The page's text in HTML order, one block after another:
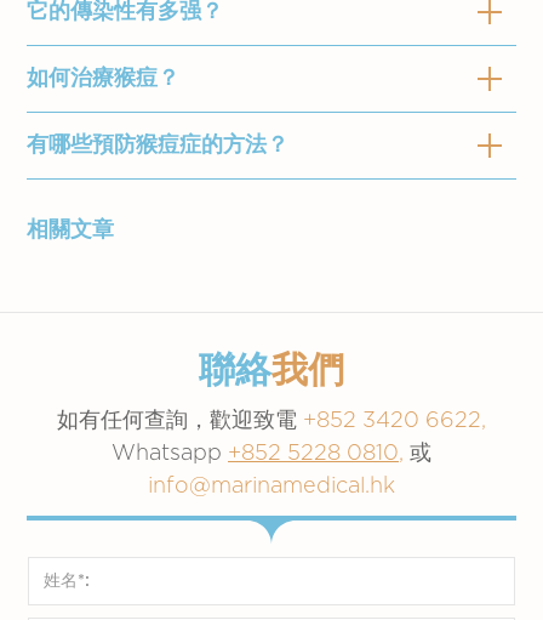
肌肉疼痛
疲勞
形成水泡和結痂的皮疹
持續 2 至 4 週1。
https://www.cdc.gov/poxvirus/monkeypox/
猴痘與天花的英文名稱都以「痘」命名，雖然有
相似之處，但差異較多。猴痘是一種由猴痘病毒
引起較溫和的疾病，它也屬於被稱為痘病毒的同
類病毒。症狀類似於天花，例如發燒，頭痛或皮
疹及流感症狀。
密切接觸 （例
如長時間面對
可能
是
否
經動物傳播
它的傳染性有多强？
目前已知，猴痘可通過處理野味、動物咬傷或抓
傷、體液、被污染的物件或與他人密切接觸傳
播。
如何治療猴痘？
本港目前沒有已註冊針對猴痘的疫苗或抗病毒治
療方法。曾有證據顯示天花疫苗也可以有效預防
2019年獲美國食物及藥物管理局（FDA）許可
抗病毒藥物用於治療猴痘。
有哪些預防猴痘症的方法？
為減少受感染的風險，市民前往受猴痘病毒影響
的地方應該：
和裝備，包括手套和外科口罩，並在進行
這些程序後洗手
徹底煮熟所有動物產品方可進食；和
如有任何可疑病徵，應及時求醫。
相關文章
聯絡我們
如有任何查詢，歡迎致電 +852 3420 6622,
Whatsapp +852 5228 0810, 或
info@marinamedical.hk